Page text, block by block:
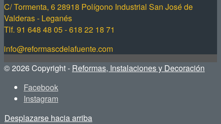
C/ Tormenta, 6 28918 Polígono Industrial San José de
Valderas - Leganés
Tlf. 91 648 48 05 - 618 22 18 71
info@reformascdelafuente.com
© 2026 Copyright - Reformas, Instalaciones y Decoración
Facebook
Instagram
Desplazarse hacia arriba